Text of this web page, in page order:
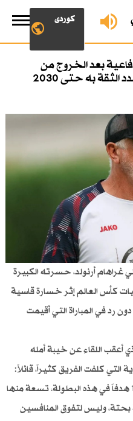
کوردی
بعد الخروج من
الثقة به حتى 2030
غراهام أرنولد، حسرته الكبيرة
كأس العالم إثر خسارة قاسية
رد في المباراة التي أقيمت
أعقب اللقاء عن خيبة أمله
التي كلفت الفريق كثيراً، قائلاً:
"أشعر بإحباط شديد لأننا استقبلنا 12 هدفاً في هذه البطولة، تسعة منها
وليس لتفوق المنافسين